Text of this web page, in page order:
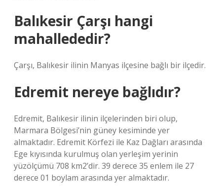
Balıkesir Çarşı hangi
mahallededir?
Çarşı, Balıkesir ilinin Manyas ilçesine bağlı bir ilçedir.
Edremit nereye bağlıdır?
Edremit, Balıkesir ilinin ilçelerinden biri olup,
Marmara Bölgesi’nin güney kesiminde yer
almaktadır. Edremit Körfezi ile Kaz Dağları arasında
Ege kıyısında kurulmuş olan yerleşim yerinin
yüzölçümü 708 km2’dir. 39 derece 35 enlem ile 27
derece 01 boylam arasında yer almaktadır.